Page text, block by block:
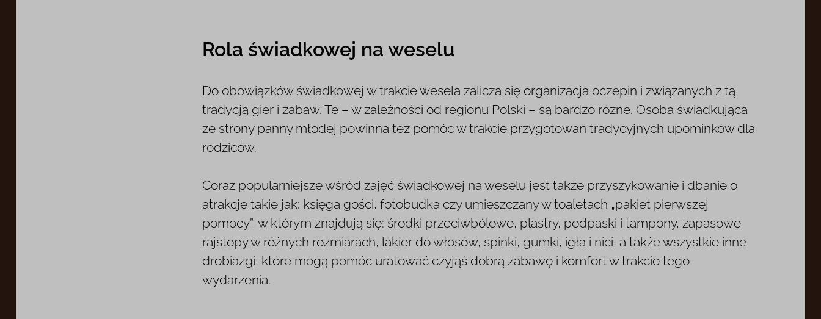
Rola świadkowej na weselu
Do obowiązków świadkowej w trakcie wesela zalicza się organizacja oczepin i związanych z tą
tradycją gier i zabaw. Te – w zależności od regionu Polski – są bardzo różne. Osoba świadkująca
ze strony panny młodej powinna też pomóc w trakcie przygotowań tradycyjnych upominków dla
rodziców.
Coraz popularniejsze wśród zajęć świadkowej na weselu jest także przyszykowanie i dbanie o
atrakcje takie jak: księga gości, fotobudka czy umieszczany w toaletach „pakiet pierwszej
pomocy”, w którym znajdują się: środki przeciwbólowe, plastry, podpaski i tampony, zapasowe
rajstopy w różnych rozmiarach, lakier do włosów, spinki, gumki, igła i nici, a także wszystkie inne
drobiazgi, które mogą pomóc uratować czyjąś dobrą zabawę i komfort w trakcie tego
wydarzenia.